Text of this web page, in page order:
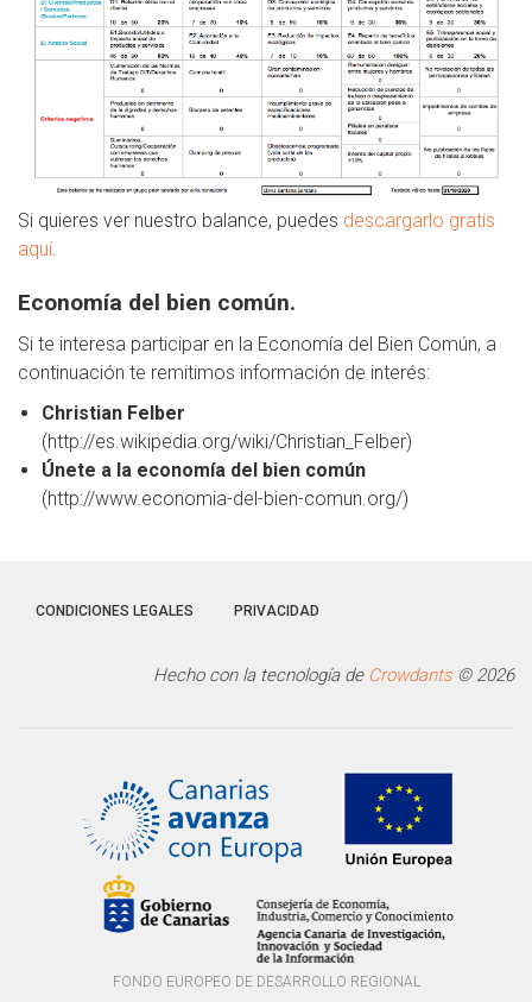
Si quieres ver nuestro balance, puedes descargarlo gratis
aquí.
Economía del bien común.
Si te interesa participar en la Economía del Bien Común, a
continuación te remitimos información de interés:
Christian Felber
(http://es.wikipedia.org/wiki/Christian_Felber)
Únete a la economía del bien común
(http://www.economia-del-bien-comun.org/)
CONDICIONES LEGALES PRIVACIDAD
Hecho con la tecnología de Crowdants© 2026
FONDO EUROPEO DE DESARROLLO REGIONAL